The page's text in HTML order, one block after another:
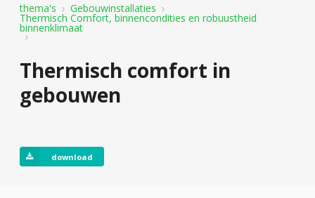
thema's Gebouwinstallaties
Thermisch Comfort, binnencondities en robuustheid
binnenklimaat
Thermisch comfort in
gebouwen
download